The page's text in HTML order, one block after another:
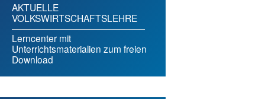
AKTUELLE
VOLKSWIRTSCHAFTSLEHRE
Lerncenter mit
Unterrichtsmaterialien zum freien
Download